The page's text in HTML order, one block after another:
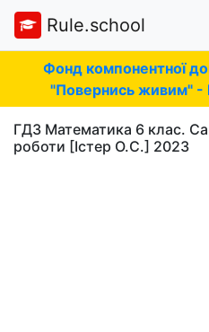
Rule.school
Фонд компонентної
"Повернись живим" -
ГДЗ Математика 6 клас.
роботи [Істер О.С.] 2023